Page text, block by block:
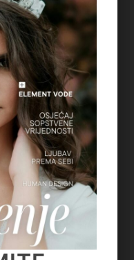
i
provodi
grupno i putem
Hr/Bos/Srb i
jeziku). Možete je
putem Vibera ili
a na broju: +38763-
posts